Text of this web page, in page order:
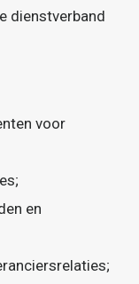
dienstverband
voor
en